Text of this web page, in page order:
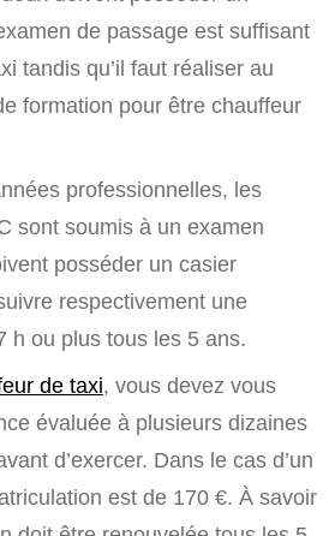
de passage est suffisant
tandis qu’il faut réaliser au
formation pour être chauffeur
professionnelles, les
sont soumis à un examen
posséder un casier
respectivement une
h ou plus tous les 5 ans.
de taxi, vous devez vous
évaluée à plusieurs dizaines
d’exercer. Dans le cas d’un
est de 170 €. À savoir